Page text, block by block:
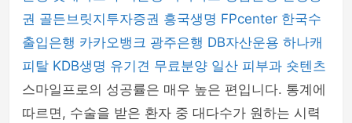
권 골든브릿지투자증권 흥국생명 FPcenter 한국수
출입은행 카카오뱅크 광주은행 DB자산운용 하나캐
피탈 KDB생명 유기견 무료분양 일산 피부과 숏텐츠
스마일프로의 성공률은 매우 높은 편입니다. 통계에
따르면, 수술을 받은 환자 중 대다수가 원하는 시력